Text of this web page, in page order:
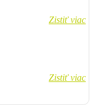
Zistiť viac
Zistiť viac